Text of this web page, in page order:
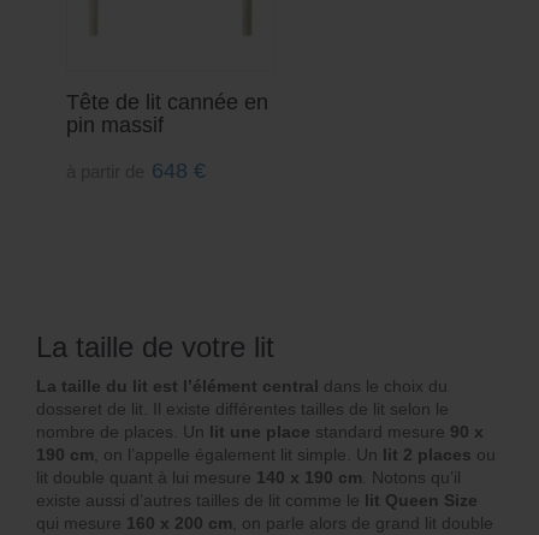
Tête de lit cannée en
pin massif
648 €
La taille de votre lit
La taille du lit est l’élément central dans le choix du
dosseret de lit. Il existe différentes tailles de lit selon le
nombre de places. Un lit une place standard mesure 90 x
190 cm , on l’appelle également lit simple. Un lit 2 places ou
lit double quant à lui mesure 140 x 190 cm . Notons qu’il
existe aussi d’autres tailles de lit comme le lit Queen Size
qui mesure 160 x 200 cm , on parle alors de grand lit double